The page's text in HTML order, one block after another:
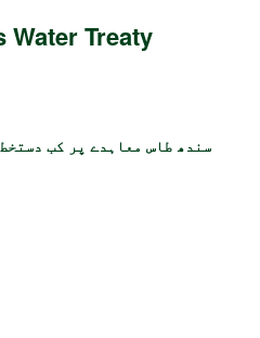
Water Treaty
سندھ طاس معاہدے پر کب